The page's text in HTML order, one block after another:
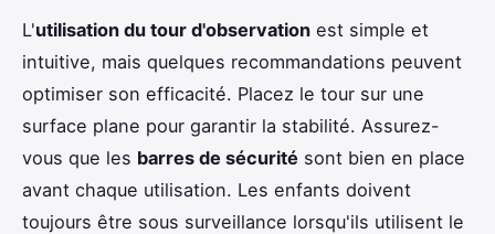
L'utilisation du tour d'observation est simple et
intuitive, mais quelques recommandations peuvent
optimiser son efficacité. Placez le tour sur une
surface plane pour garantir la stabilité. Assurez-
vous que les barres de sécurité sont bien en place
avant chaque utilisation. Les enfants doivent
toujours être sous surveillance lorsqu'ils utilisent le